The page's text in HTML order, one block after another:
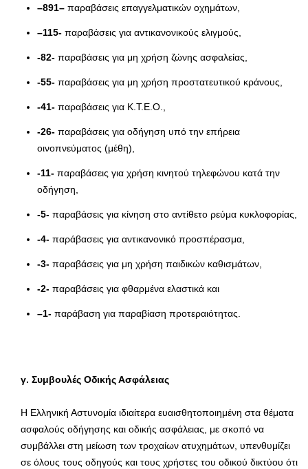
–891– παραβάσεις επαγγελματικών οχημάτων,
–115- παραβάσεις για αντικανονικούς ελιγμούς,
-82- παραβάσεις για μη χρήση ζώνης ασφαλείας,
-55- παραβάσεις για μη χρήση προστατευτικού κράνους,
-41- παραβάσεις για Κ.Τ.Ε.Ο.,
-26- παραβάσεις για οδήγηση υπό την επήρεια
οινοπνεύματος (μέθη),
-11- παραβάσεις για χρήση κινητού τηλεφώνου κατά την
οδήγηση,
-5- παραβάσεις για κίνηση στο αντίθετο ρεύμα κυκλοφορίας,
-4- παράβασεις για αντικανονικό προσπέρασμα,
-3- παραβάσεις για μη χρήση παιδικών καθισμάτων,
-2- παραβάσεις για φθαρμένα ελαστικά και
–1- παράβαση για παραβίαση προτεραιότητας.
γ. Συμβουλές Οδικής Ασφάλειας
Η Ελληνική Αστυνομία ιδιαίτερα ευαισθητοποιημένη στα θέματα
ασφαλούς οδήγησης και οδικής ασφάλειας, με σκοπό να
συμβάλλει στη μείωση των τροχαίων ατυχημάτων, υπενθυμίζει
σε όλους τους οδηγούς και τους χρήστες του οδικού δικτύου ότι